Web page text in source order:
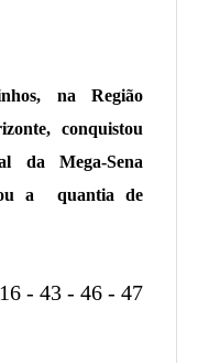
na Região
conquistou
da Mega-Sena
a quantia de
‑ 43 ‑ 46 ‑ 47